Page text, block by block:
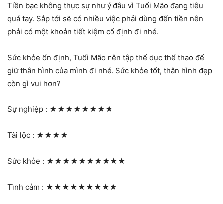
Tiền bạc không thực sự như ý đâu vì Tuổi Mão đang tiêu
quá tay. Sắp tới sẽ có nhiều việc phải dùng đến tiền nên
phải có một khoản tiết kiệm cố định đi nhé.
Sức khỏe ổn định, Tuổi Mão nên tập thể dục thể thao để
giữ thân hình của mình đi nhé. Sức khỏe tốt, thân hình đẹp
còn gì vui hơn?
Sự nghiệp : ★★★★★★★★
Tài lộc : ★★★★
Sức khỏe : ★★★★★★★★★★
Tình cảm : ★★★★★★★★★